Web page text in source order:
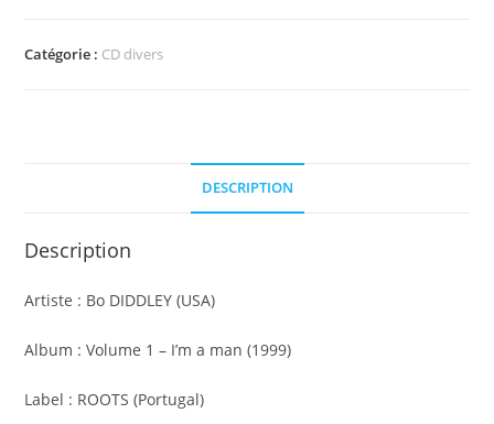
DIDDLEY
Catégorie : CD divers
DESCRIPTION
Description
Artiste : Bo DIDDLEY (USA)
Album : Volume 1 – I’m a man (1999)
Label : ROOTS (Portugal)